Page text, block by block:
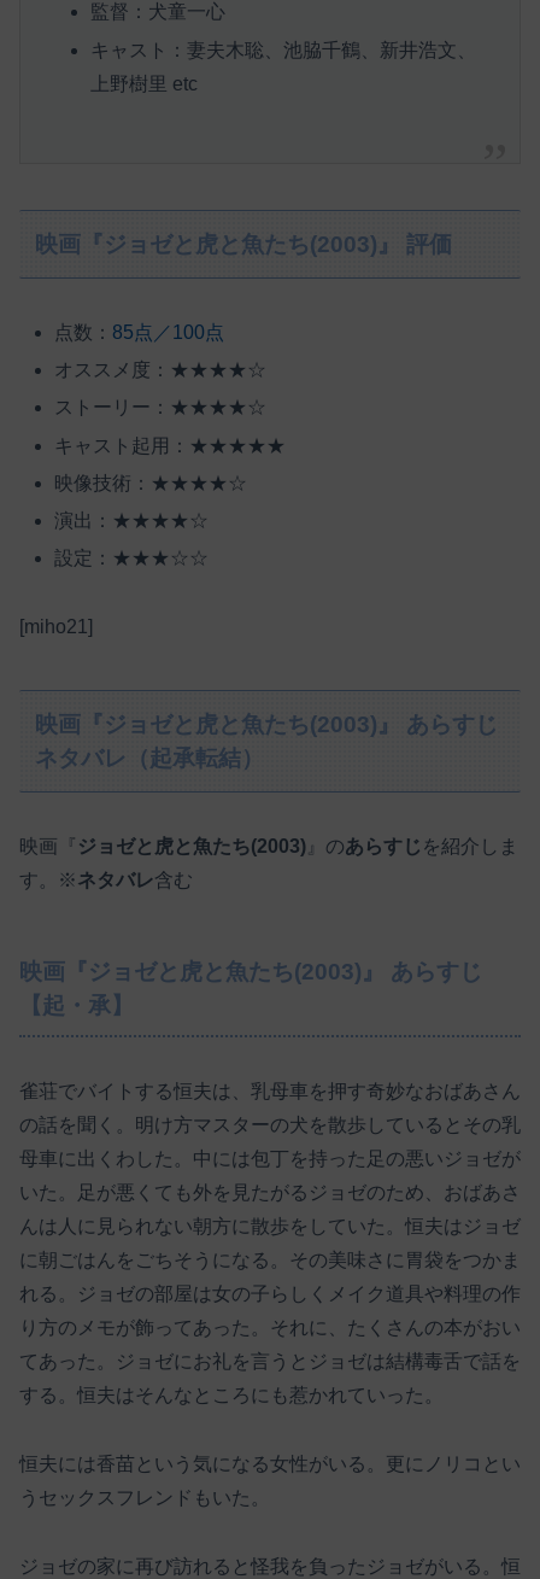
監督：犬童一心
キャスト：妻夫木聡、池脇千鶴、新井浩文、
上野樹里 etc
映画『ジョゼと虎と魚たち(2003)』 評価
点数： 85点／100点
オススメ度：★★★★☆
ストーリー：★★★★☆
キャスト起用：★★★★★
映像技術：★★★★☆
演出：★★★★☆
設定：★★★☆☆
[miho21]
映画『ジョゼと虎と魚たち(2003)』 あらすじ
ネタバレ（起承転結）
映画『 ジョゼと虎と魚たち(2003) 』のあらすじ を紹介しま
す。※ネタバレ含む
映画『ジョゼと虎と魚たち(2003)』 あらすじ
【起・承】
雀荘でバイトする恒夫は、乳母車を押す奇妙なおばあさん
の話を聞く。明け方マスターの犬を散歩しているとその乳
母車に出くわした。中には包丁を持った足の悪いジョゼが
いた。足が悪くても外を見たがるジョゼのため、おばあさ
んは人に見られない朝方に散歩をしていた。恒夫はジョゼ
に朝ごはんをごちそうになる。その美味さに胃袋をつかま
れる。ジョゼの部屋は女の子らしくメイク道具や料理の作
り方のメモが飾ってあった。それに、たくさんの本がおい
てあった。ジョゼにお礼を言うとジョゼは結構毒舌で話を
する。恒夫はそんなところにも惹かれていった。
恒夫には香苗という気になる女性がいる。更にノリコとい
うセックスフレンドもいた。
ジョゼの家に再び訪れると怪我を負ったジョゼがいる。恒